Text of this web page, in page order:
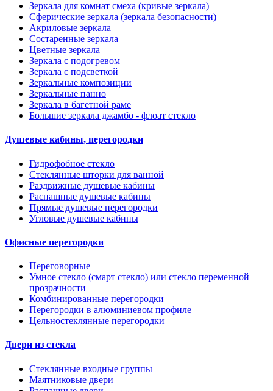
Зеркала для комнат смеха (кривые зеркала)
Сферические зеркала (зеркала безопасности)
Акриловые зеркала
Состаренные зеркала
Цветные зеркала
Зеркала с подогревом
Зеркала с подсветкой
Зеркальные композиции
Зеркальные панно
Зеркала в багетной раме
Большие зеркала джамбо - флоат стекло
Душевые кабины, перегородки
Гидрофобное стекло
Стеклянные шторки для ванной
Раздвижные душевые кабины
Распашные душевые кабины
Прямые душевые перегородки
Угловые душевые кабины
Офисные перегородки
Переговорные
Умное стекло (смарт стекло) или стекло переменной
прозрачности
Комбинированные перегородки
Перегородки в алюминиевом профиле
Цельностеклянные перегородки
Двери из стекла
Стеклянные входные группы
Маятниковые двери